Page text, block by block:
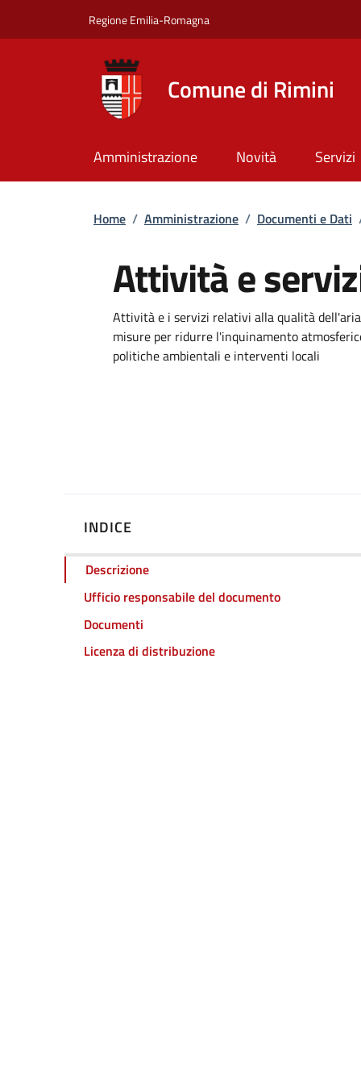
Regione Emilia-Romagna
Comune di Rimini
Amministrazione Novità Servizi
Briciole di pane
Home / Amministrazione / Documenti e Dati
Attività e
Dettagli
Attività e i servizi relativi alla qualità
misure per ridurre l'inquinamento
politiche ambientali e interventi locali
INDICE
Descrizione
Ufficio responsabile del documento
Documenti
Licenza di distribuzione